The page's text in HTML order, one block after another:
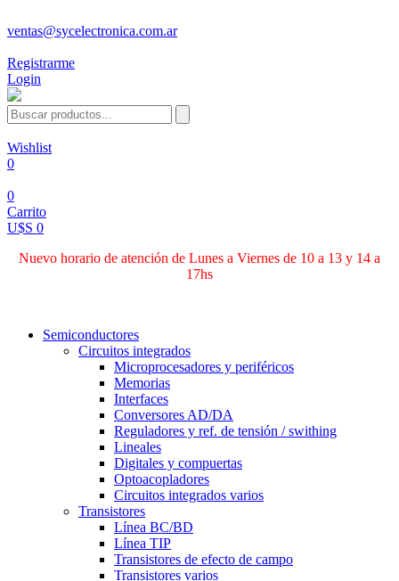
ventas@sycelectronica.com.ar
Registrarme
Login
Wishlist
0
0
Carrito
U$S 0
Nuevo horario de atención de Lunes a Viernes de 10 a 13 y 14 a
17hs
Semiconductores
Circuitos integrados
Microprocesadores y periféricos
Memorias
Interfaces
Conversores AD/DA
Reguladores y ref. de tensión / swithing
Lineales
Digitales y compuertas
Optoacopladores
Circuitos integrados varios
Transistores
Línea BC/BD
Línea TIP
Transistores de efecto de campo
Transistores varios